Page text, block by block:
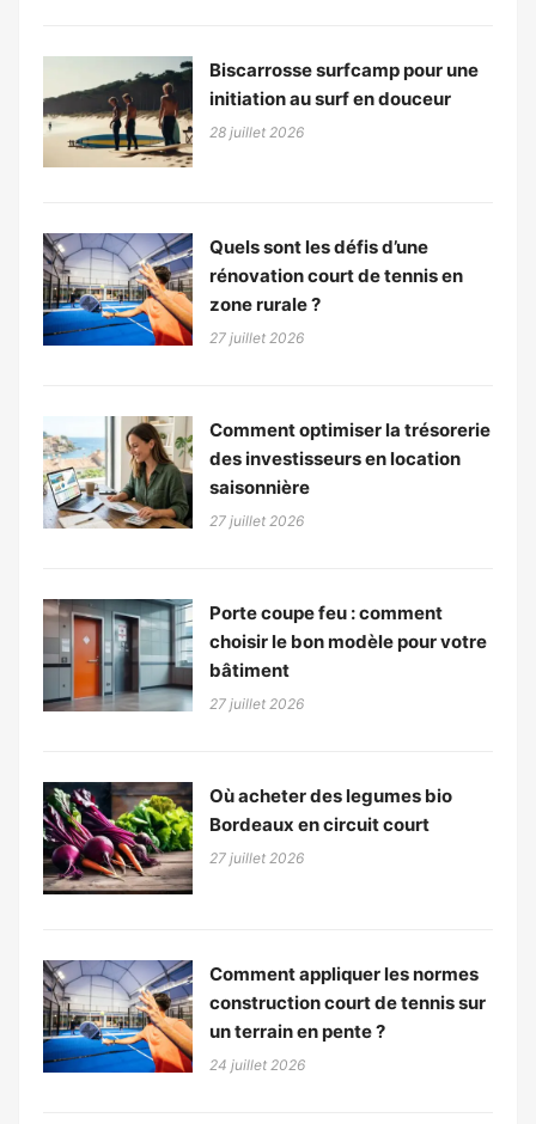
Biscarrosse surfcamp pour une
initiation au surf en douceur
28 juillet 2026
Quels sont les défis d’une
rénovation court de tennis en
zone rurale ?
27 juillet 2026
Comment optimiser la trésorerie
des investisseurs en location
saisonnière
27 juillet 2026
Porte coupe feu : comment
choisir le bon modèle pour votre
bâtiment
27 juillet 2026
Où acheter des legumes bio
Bordeaux en circuit court
27 juillet 2026
Comment appliquer les normes
construction court de tennis sur
un terrain en pente ?
24 juillet 2026